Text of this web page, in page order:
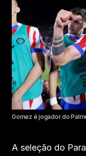
Gomez é jogador do
A seleção do